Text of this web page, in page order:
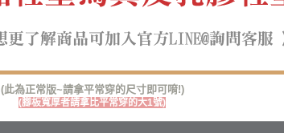
(此為正常版~請拿平常穿的尺寸即可唷!)
(腳板寬厚者請拿比平常穿的大1號)